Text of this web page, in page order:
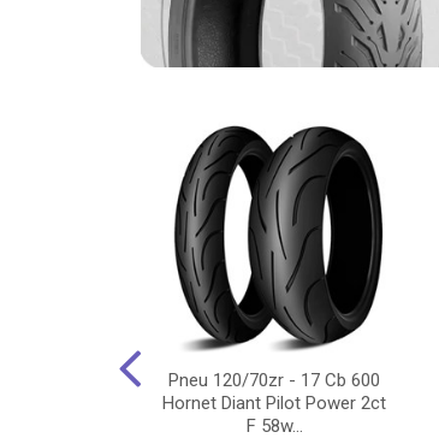
Pneu 120/70zr - 17 Cb 600
Hornet Diant Pilot Power 2ct
F 58w...